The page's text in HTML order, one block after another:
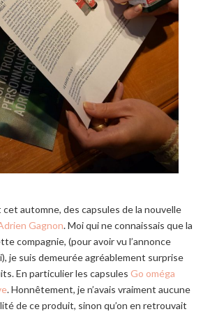
cet automne, des capsules de la nouvelle
Gagnon. Moi qui ne connaissais que la
compagnie, (pour avoir vu l’annonce
je suis demeurée agréablement surprise
En particulier les capsules Go oméga
. Honnêtement, je n’avais vraiment aucune
de ce produit, sinon qu’on en retrouvait